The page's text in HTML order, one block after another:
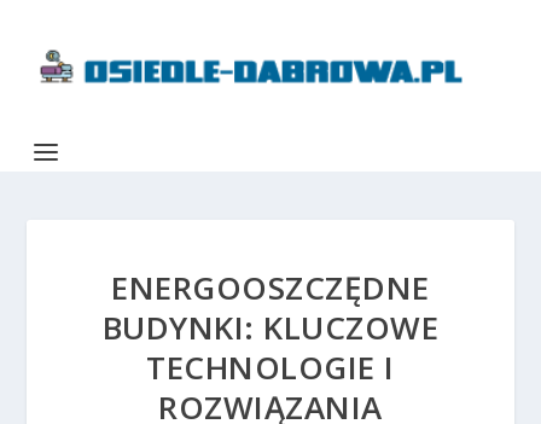
ENERGOOSZCZĘDNE
BUDYNKI: KLUCZOWE
TECHNOLOGIE I
ROZWIĄZANIA